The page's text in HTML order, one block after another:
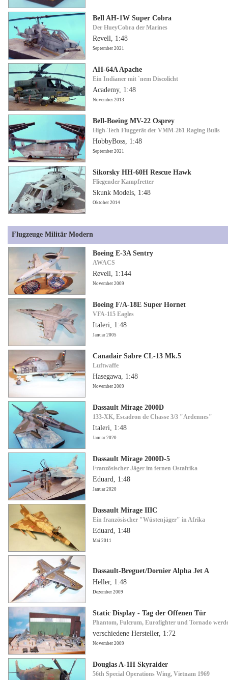
Bell AH-1W Super Cobra
Der HueyCobra der Marines
Revell, 1:48
September 2021
AH-64A Apache
Ein Indianer mit `nem Discolicht
Academy, 1:48
November 2013
Bell-Boeing MV-22 Osprey
High-Tech Fluggerät der VMM-261 Raging Bulls
HobbyBoss, 1:48
September 2021
Sikorsky HH-60H Rescue Hawk
Fliegender Kampfretter
Skunk Models, 1:48
Oktober 2014
Flugzeuge Militär Modern
Boeing E-3A Sentry
AWACS
Revell, 1:144
November 2009
Boeing F/A-18E Super Hornet
VFA-115 Eagles
Italeri, 1:48
Januar 2005
Canadair Sabre CL-13 Mk.5
Luftwaffe
Hasegawa, 1:48
November 2009
Dassault Mirage 2000D
133-XK, Escadron de Chasse 3/3 "Ardennes"
Italeri, 1:48
Januar 2020
Dassault Mirage 2000D-5
Französischer Jäger im fernen Ostafrika
Eduard, 1:48
Januar 2020
Dassault Mirage IIIC
Ein französischer "Wüstenjäger" in Afrika
Eduard, 1:48
Mai 2011
Dassault-Breguet/Dornier Alpha Jet A
Heller, 1:48
Dezember 2009
Static Display - Tag der Offenen Tür
Phantom, Fulcrum, Eurofighter und Tornado
verschiedene Hersteller, 1:72
November 2009
Douglas A-1H Skyraider
56th Special Operations Wing, Vietnam 1969